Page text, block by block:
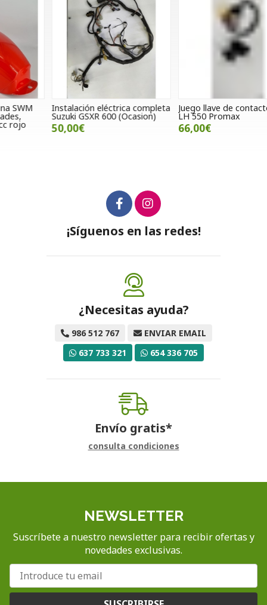
Instalación eléctrica completa
Suzuki GSXR 600 (Ocasion)
50,00€
Juego llave de contacto Linhai
LH 550 Promax
¡Síguenos en las redes!
¿Necesitas ayuda?
986 512 767
ENVIAR EMAIL
637 733 321
654 336 705
Envío gratis*
consulta condiciones
NEWSLETTER
Suscríbete a nuestro newsletter para recibir ofertas y
novedades exclusivas.